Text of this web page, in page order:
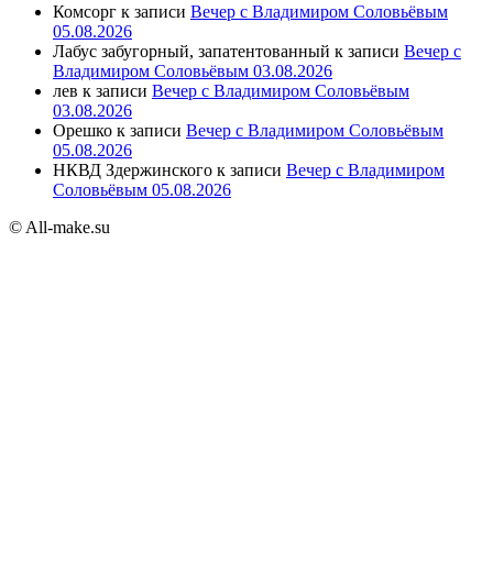
Комсорг к записи Вечер с Владимиром Соловьёвым
05.08.2026
Лабус забугорный, запатентованный к записи Вечер с
Владимиром Соловьёвым 03.08.2026
лев к записи Вечер с Владимиром Соловьёвым
03.08.2026
Орешко к записи Вечер с Владимиром Соловьёвым
05.08.2026
НКВД Здержинского к записи Вечер с Владимиром
Соловьёвым 05.08.2026
© All-make.su